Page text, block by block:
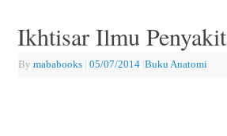
Ikhtisar Ilmu
By mababooks | 05/07/2014 |Buku Anatomi